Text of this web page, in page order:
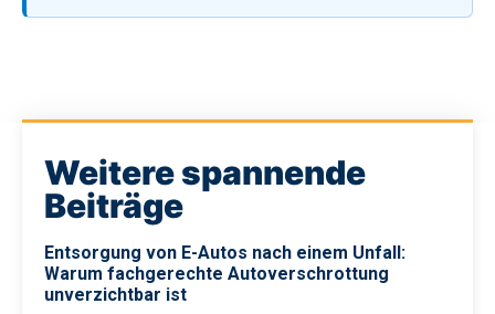
Weitere spannende
Beiträge
Entsorgung von E-Autos nach einem Unfall:
Warum fachgerechte Autoverschrottung
unverzichtbar ist